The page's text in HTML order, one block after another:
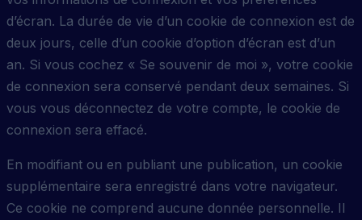
d’écran. La durée de vie d’un cookie de connexion est de
deux jours, celle d’un cookie d’option d’écran est d’un
an. Si vous cochez « Se souvenir de moi », votre cookie
de connexion sera conservé pendant deux semaines. Si
vous vous déconnectez de votre compte, le cookie de
connexion sera effacé.
En modifiant ou en publiant une publication, un cookie
supplémentaire sera enregistré dans votre navigateur.
Ce cookie ne comprend aucune donnée personnelle. Il